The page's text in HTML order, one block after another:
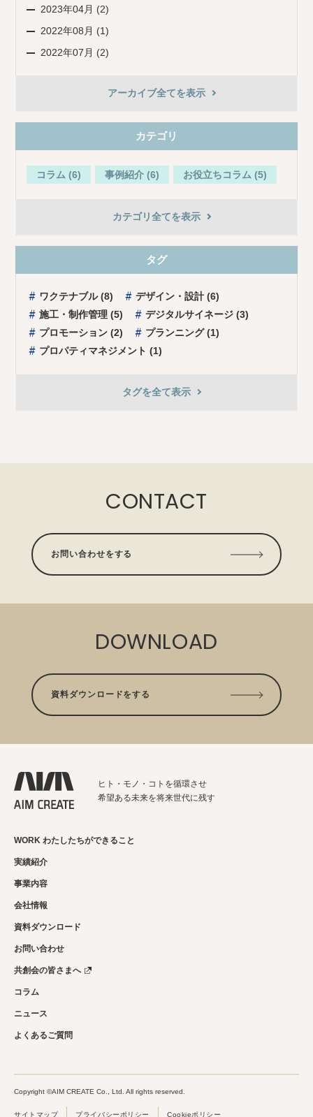
2023年04月 (2)
2022年08月 (1)
2022年07月 (2)
アーカイブ全てを表示
カテゴリ
コラム (6) 事例紹介 (6) お役立ちコラム (5)
カテゴリ全てを表示
タグ
ワクテナブル (8)
デザイン・設計 (6)
施⼯・制作管理 (5)
デジタルサイネージ (3)
プロモーション (2)
プランニング (1)
プロパティマネジメント (1)
タグを全て表⽰
CONTACT
お問い合わせをする
DOWNLOAD
資料ダウンロードをする
ヒト・モノ・コトを循環させ
希望ある未来を将来世代に残す
WORK わたしたちができること
実績紹介
事業内容
会社情報
資料ダウンロード
お問い合わせ
共創会の皆さまへ
コラム
ニュース
よくあるご質問
サイトマップ プライバシーポリシー Cookieポリシー
Copyright ©AIM CREATE Co., Ltd. All rights reserved.